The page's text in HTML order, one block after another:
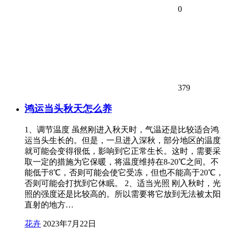
0
379
鸿运当头秋天怎么养
1、调节温度 虽然刚进入秋天时，气温还是比较适合鸿
运当头生长的。但是，一旦进入深秋，部分地区的温度
就可能会变得很低，影响到它正常生长。这时，需要采
取一定的措施为它保暖，将温度维持在8-20℃之间。不
能低于8℃，否则可能会使它受冻，但也不能高于20℃，
否则可能会打扰到它休眠。 2、适当光照 刚入秋时，光
照的强度还是比较高的。所以需要将它放到无法被太阳
直射的地方…
花卉 2023年7月22日